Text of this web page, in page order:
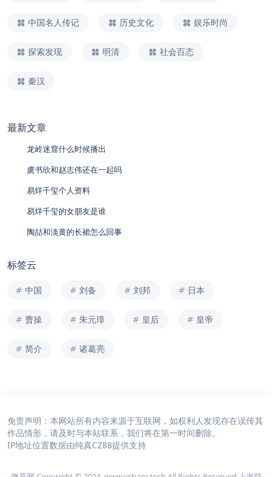
中国名人传记 历史文化 娱乐时尚
探索发现 明清 社会百态
秦汉
最新文章
龙岭迷窟什么时候播出
虞书欣和赵志伟还在一起吗
易烊千玺个人资料
易烊千玺的女朋友是谁
陶喆和淡黄的长裙怎么回事
标签云
中国 刘备 刘邦 日本
曹操 朱元璋 皇后 皇帝
简介 诸葛亮
免责声明：本网站所有内容来源于互联网，如权利人发现存在误传其
作品情形，请及时与本站联系，我们将在第一时间删除。
IP地址位置数据由纯真CZ88提供支持